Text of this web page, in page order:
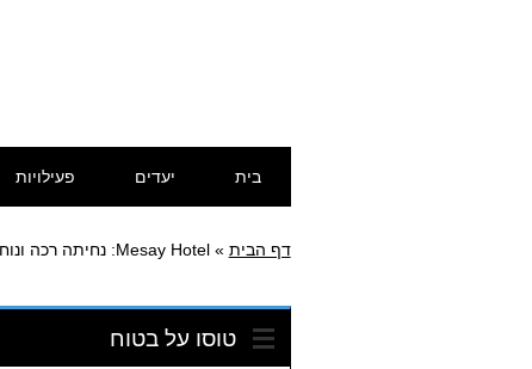
לתוכן
בית יעדים פעילויות
דף הבית »Mesay Hotel: נחיתה רכה ונוחות בלב אדיס אבבה
טוסו על בטוח